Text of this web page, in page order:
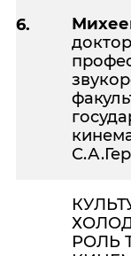
6.
РОЛЬ